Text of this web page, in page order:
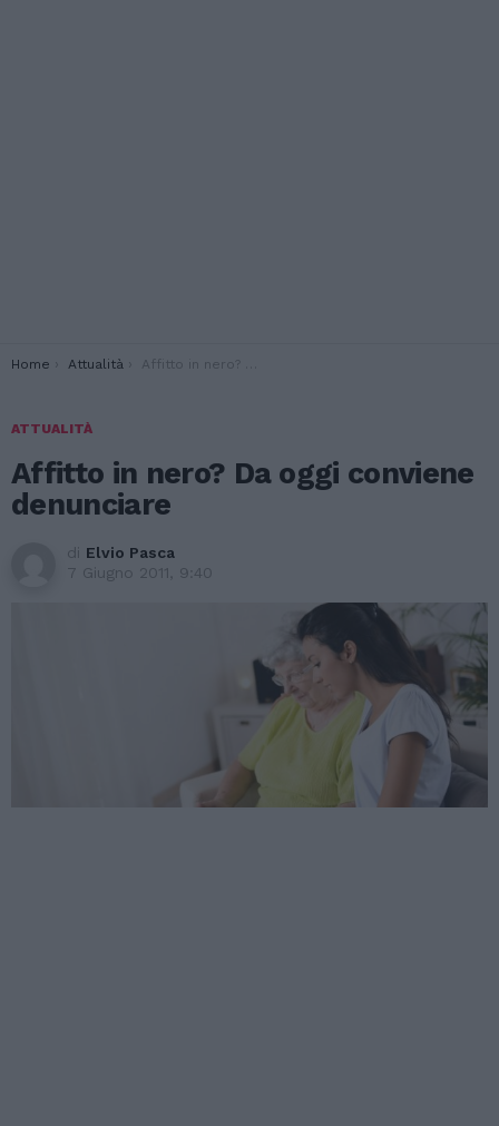
You are here:
Home Attualità Affitto in nero? Da oggi conviene denunciare
ATTUALITÀ
Affitto in nero? Da oggi conviene
denunciare
di Elvio Pasca
7 Giugno 2011, 9:40